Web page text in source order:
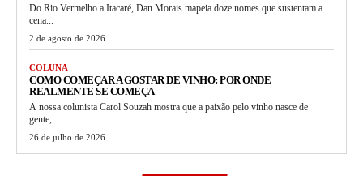
Do Rio Vermelho a Itacaré, Dan Morais mapeia doze nomes que sustentam a
cena...
2 de agosto de 2026
COLUNA
COMO COMEÇAR A GOSTAR DE VINHO: POR ONDE
REALMENTE SE COMEÇA
A nossa colunista Carol Souzah mostra que a paixão pelo vinho nasce de
gente,...
26 de julho de 2026